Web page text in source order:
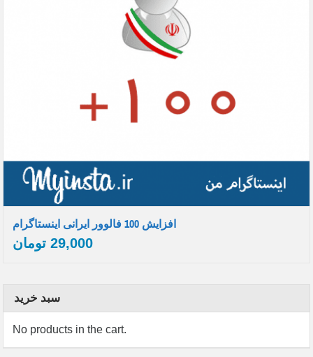
افزایش 100 فالوور ایرانی اینستاگرام
29,000 تومان
سبد خرید
No products in the cart.